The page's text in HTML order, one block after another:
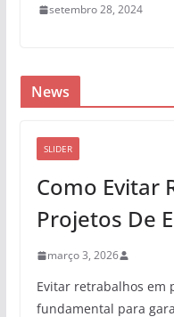
setembro 28, 2024
News
SLIDER
Como Evitar
Projetos De
março 3, 2026
Evitar retrabalhos em
fundamental para